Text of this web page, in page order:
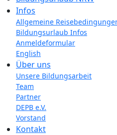
Infos
Allgemeine
Bildungsurlaub Infos
Anmeldeformular
English
Über uns
Unsere Bildungsarbeit
Team
Partner
DEPB e.V.
Vorstand
Kontakt